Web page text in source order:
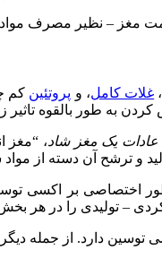
مغز – نظیر مصرف
، غلات کامل، و پروتئین کم
به طور بالقوه تاثیر
عادات یک مغز شاد، “‌مغز
و ترشح آن دسته از
طور اختصاصی بر
– تولیدی را در هر
توسین دارد. از جمله